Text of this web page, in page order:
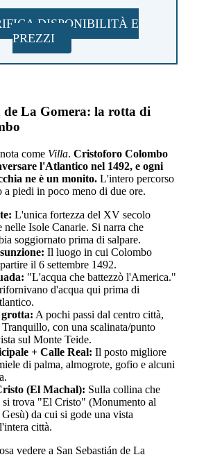
DISPONIBILITÀ E
PREZZI
de La Gomera: la rotta di
come Villa. Cristoforo Colombo
l'Atlantico nel 1492, e ogni
ne è un monito. L'intero percorso
a piedi in poco meno di due ore.
L'unica fortezza del XV secolo
nelle Isole Canarie. Si narra che
soggiornato prima di salpare.
Il luogo in cui Colombo
il 6 settembre 1492.
"L'acqua che battezzò l'America."
d'acqua qui prima di
grotta: A pochi passi dal centro città,
con una scalinata/punto
sul Monte Teide.
+ Calle Real: Il posto migliore
di palma, almogrote, gofio e alcuni
(El Machal): Sulla collina che
si trova "El Cristo" (Monumento al
da cui si gode una vista
città.